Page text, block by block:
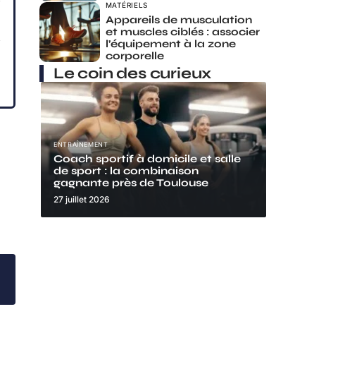
MATÉRIELS
Appareils de musculation
et muscles ciblés : associer
l’équipement à la zone
corporelle
Le coin des curieux
ENTRAÎNEMENT
Coach sportif à domicile et salle
de sport : la combinaison
gagnante près de Toulouse
27 juillet 2026